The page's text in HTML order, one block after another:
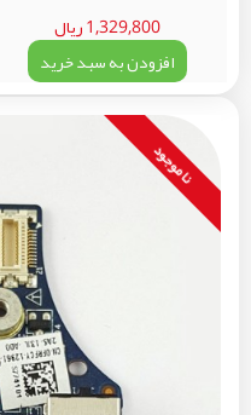
1,329,800 ریال
افزودن به سبد خرید
نا موجود